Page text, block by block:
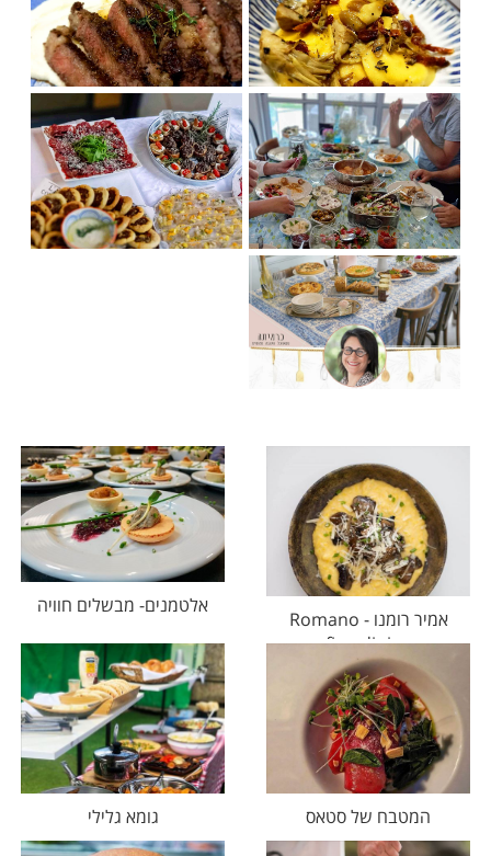
אמיר רומנו - Romano
fine dining
אלטמנים- מבשלים חוויה
המטבח של סטאס גומא גלילי